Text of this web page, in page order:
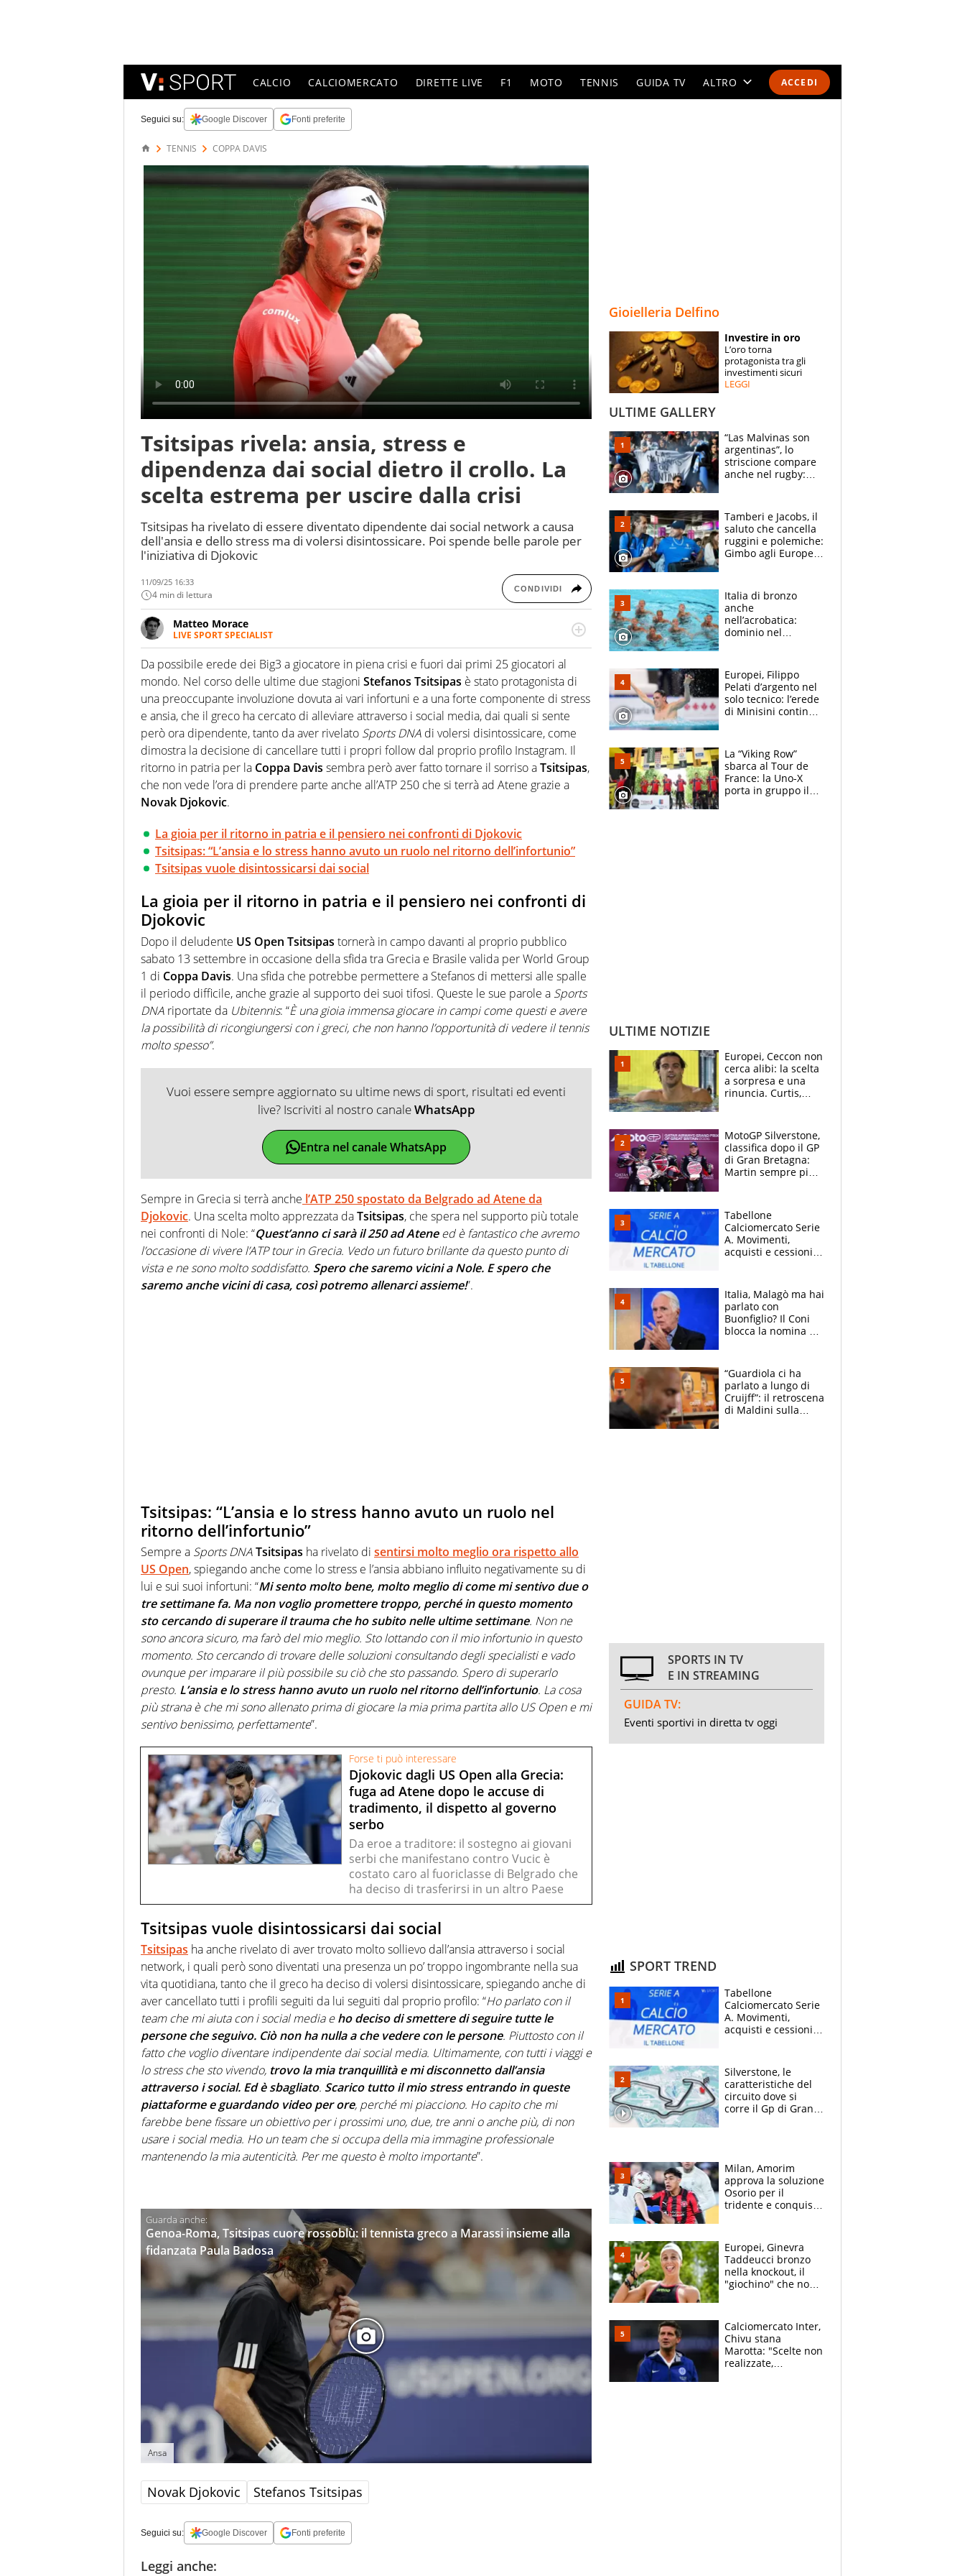
ACCEDI
CALCIO CALCIOMERCATO DIRETTE LIVE F1 MOTO TENNIS GUIDA TV ALTRO
SPECIALI
ESPERTI
Seguici su: Google Discover Fonti preferite
TENNIS COPPA DAVIS
Tsitsipas rivela: ansia, stress e
dipendenza dai social dietro il crollo. La
scelta estrema per uscire dalla crisi
Tsitsipas ha rivelato di essere diventato dipendente dai social network a causa
dell'ansia e dello stress ma di volersi disintossicare. Poi spende belle parole per
l'iniziativa di Djokovic
11/09/25 16:33
4 min di lettura CONDIVIDI
Matteo Morace
LIVE SPORT SPECIALIST
La multimedialità quale approccio personale e professionale. Ama raccontare lo sport
focalizzando ogni attenzione sul tempo reale: la verità della dirette non sono opinioni
ma fatti
Da possibile erede dei Big3 a giocatore in piena crisi e fuori dai primi 25 giocatori al
mondo. Nel corso delle ultime due stagioni Stefanos Tsitsipas è stato protagonista di
una preoccupante involuzione dovuta ai vari infortuni e a una forte componente di stress
e ansia, che il greco ha cercato di alleviare attraverso i social media, dai quali si sente
però ora dipendente, tanto da aver rivelato Sports DNA di volersi disintossicare, come
dimostra la decisione di cancellare tutti i propri follow dal proprio profilo Instagram. Il
ritorno in patria per la Coppa Davis sembra però aver fatto tornare il sorriso aTsitsipas,
che non vede l’ora di prendere parte anche all’ATP 250 che si terrà ad Atene grazie a
Novak Djokovic.
La gioia per il ritorno in patria e il pensiero nei confronti di Djokovic
Tsitsipas: “L’ansia e lo stress hanno avuto un ruolo nel ritorno dell’infortunio”
Tsitsipas vuole disintossicarsi dai social
La gioia per il ritorno in patria e il pensiero nei confronti di
Djokovic
Dopo il deludente US Open Tsitsipas tornerà in campo davanti al proprio pubblico
sabato 13 settembre in occasione della sfida tra Grecia e Brasile valida per World Group
1 di Coppa Davis. Una sfida che potrebbe permettere a Stefanos di mettersi alle spalle
il periodo difficile, anche grazie al supporto dei suoi tifosi. Queste le sue parole a Sports
DNA riportate da Ubitennis: “È una gioia immensa giocare in campi come questi e avere
la possibilità di ricongiungersi con i greci, che non hanno l’opportunità di vedere il tennis
molto spesso”.
Vuoi essere sempre aggiornato su ultime news di sport, risultati ed eventi
live? Iscriviti al nostro canaleWhatsApp
Entra nel canale WhatsApp
Sempre in Grecia si terrà anche l’ATP 250 spostato da Belgrado ad Atene da
Djokovic. Una scelta molto apprezzata daTsitsipas, che spera nel supporto più totale
nei confronti di Nole: “Quest’anno ci sarà il 250 ad Ateneed è fantastico che avremo
l’occasione di vivere l’ATP tour in Grecia. Vedo un futuro brillante da questo punto di
vista e ne sono molto soddisfatto. Spero che saremo vicini a Nole. E spero che
saremo anche vicini di casa, così potremo allenarci assieme!”.
Tsitsipas: “L’ansia e lo stress hanno avuto un ruolo nel
ritorno dell’infortunio”
Sempre a Sports DNATsitsipas ha rivelato di sentirsi molto meglio ora rispetto allo
US Open, spiegando anche come lo stress e l’ansia abbiano influito negativamente su di
lui e sui suoi infortuni: “Mi sento molto bene, molto meglio di come mi sentivo due o
tre settimane fa. Ma non voglio promettere troppo, perché in questo momento
sto cercando di superare il trauma che ho subito nelle ultime settimane. Non ne
sono ancora sicuro, ma farò del mio meglio. Sto lottando con il mio infortunio in questo
momento. Sto cercando di trovare delle soluzioni consultando degli specialisti e vado
ovunque per imparare il più possibile su ciò che sto passando. Spero di superarlo
presto. L’ansia e lo stress hanno avuto un ruolo nel ritorno dell’infortunio. La cosa
più strana è che mi sono allenato prima di giocare la mia prima partita allo US Open e mi
sentivo benissimo, perfettamente”.
Forse ti può interessare
Djokovic dagli US Open alla Grecia:
fuga ad Atene dopo le accuse di
tradimento, il dispetto al governo
serbo
Da eroe a traditore: il sostegno ai giovani
serbi che manifestano contro Vucic è
costato caro al fuoriclasse di Belgrado che
ha deciso di trasferirsi in un altro Paese
Tsitsipas vuole disintossicarsi dai social
Tsitsipas ha anche rivelato di aver trovato molto sollievo dall’ansia attraverso i social
network, i quali però sono diventati una presenza un po’ troppo ingombrante nella sua
vita quotidiana, tanto che il greco ha deciso di volersi disintossicare, spiegando anche di
aver cancellato tutti i profili seguiti da lui seguiti dal proprio profilo: “Ho parlato con il
team che mi aiuta con i social media eho deciso di smettere di seguire tutte le
persone che seguivo. Ciò non ha nulla a che vedere con le persone. Piuttosto con il
fatto che voglio diventare indipendente dai social media. Ultimamente, con tutti i viaggi e
lo stress che sto vivendo, trovo la mia tranquillità e mi disconnetto dall’ansia
attraverso i social. Ed è sbagliato. Scarico tutto il mio stress entrando in queste
piattaforme e guardando video per ore, perché mi piacciono. Ho capito che mi
farebbe bene fissare un obiettivo per i prossimi uno, due, tre anni o anche più, di non
usare i social media. Ho un team che si occupa della mia immagine professionale
mantenendo la mia autenticità. Per me questo è molto importante”.
Genoa-Roma, Tsitsipas cuore rossoblù: il tennista greco a Marassi insieme alla
fidanzata Paula Badosa
Ansa
Novak Djokovic Stefanos Tsitsipas
Seguici su: Google Discover Fonti preferite
Leggi anche:
Gioielleria Delfino
Investire in oro
L’oro torna
protagonista tra gli
investimenti sicuri
LEGGI
ULTIME GALLERY
“Las Malvinas son
argentinas”, lo
striscione compare
anche nel rugby:
un caso
Tamberi e Jacobs, il
saluto che cancella
ruggini e polemiche:
Gimbo agli Europei
Italia di bronzo
anche
nell’acrobatica:
dominio nel
e compagni
continuare
Europei, Filippo
Pelati d’argento nel
solo tecnico: l’erede
di Minisini continua
mirino
La “Viking Row”
sbarca al Tour de
France: la Uno-X
porta in gruppo il
ULTIME NOTIZIE
Europei, Ceccon non
cerca alibi: la scelta
a sorpresa e una
rinuncia. Curtis,
c’è”
MotoGP Silverstone,
classifica dopo il GP
di Gran Bretagna:
Martin sempre più
Tabellone
Calciomercato Serie
A. Movimenti,
acquisti e cessioni:
Italia, Malagò ma hai
parlato con
Buonfiglio? Il Coni
blocca la nomina di
“Guardiola ci ha
parlato a lungo di
Cruijff”: il retroscena
di Maldini sulla
SPORTS IN TV
E IN STREAMING
GUIDA TV:
Eventi sportivi in diretta tv oggi
SPORT TREND
Tabellone
Calciomercato Serie
A. Movimenti,
acquisti e cessioni:
Silverstone, le
caratteristiche del
circuito dove si
corre il Gp di Gran
Milan, Amorim
approva la soluzione
Osorio per il
tridente e conquista
Allegri
Europei, Ginevra
Taddeucci bronzo
nella knockout, il
"giochino" che non
Calciomercato Inter,
Chivu stana
Marotta: "Scelte non
realizzate,